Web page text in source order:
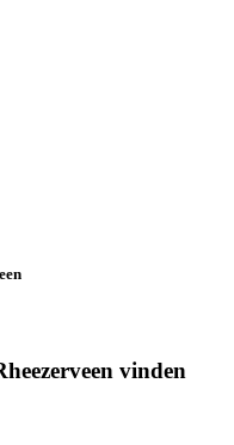
vinden